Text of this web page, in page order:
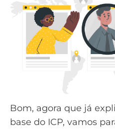
Bom, agora que já
base do ICP, vamos